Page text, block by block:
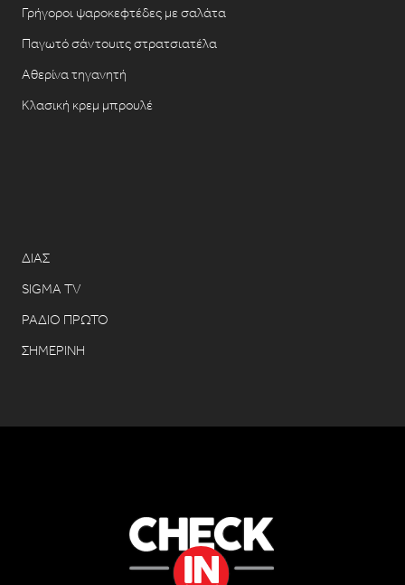
Γρήγοροι ψαροκεφτέδες με σαλάτα
Παγωτό σάντουιτς στρατσιατέλα
Αθερίνα τηγανητή
Κλασική κρεμ μπρουλέ
ΔΙΑΣ
SIGMA TV
ΡΑΔΙΟ ΠΡΩΤΟ
ΣΗΜΕΡΙΝΗ